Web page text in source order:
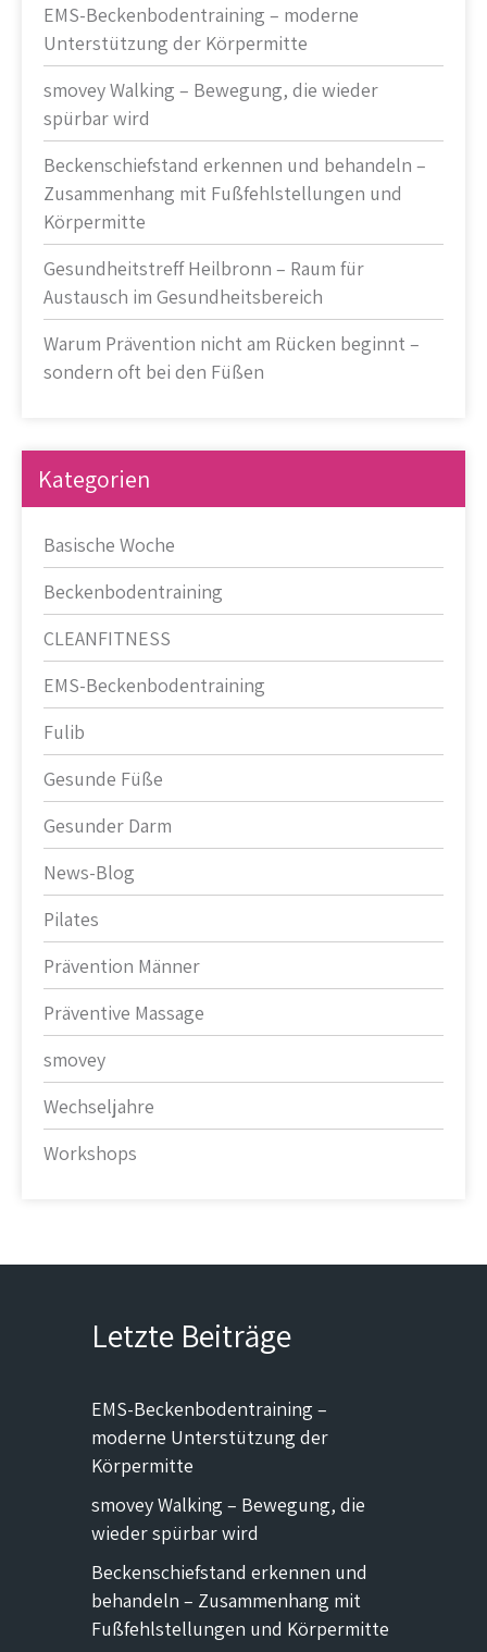
EMS-Beckenbodentraining – moderne
Unterstützung der Körpermitte
smovey Walking – Bewegung, die wieder
spürbar wird
Beckenschiefstand erkennen und behandeln –
Zusammenhang mit Fußfehlstellungen und
Körpermitte
Gesundheitstreff Heilbronn – Raum für
Austausch im Gesundheitsbereich
Warum Prävention nicht am Rücken beginnt –
sondern oft bei den Füßen
Kategorien
Basische Woche
Beckenbodentraining
CLEANFITNESS
EMS-Beckenbodentraining
Fulib
Gesunde Füße
Gesunder Darm
News-Blog
Pilates
Prävention Männer
Präventive Massage
smovey
Wechseljahre
Workshops
Letzte Beiträge
EMS-Beckenbodentraining –
moderne Unterstützung der
Körpermitte
smovey Walking – Bewegung, die
wieder spürbar wird
Beckenschiefstand erkennen und
behandeln – Zusammenhang mit
Fußfehlstellungen und Körpermitte